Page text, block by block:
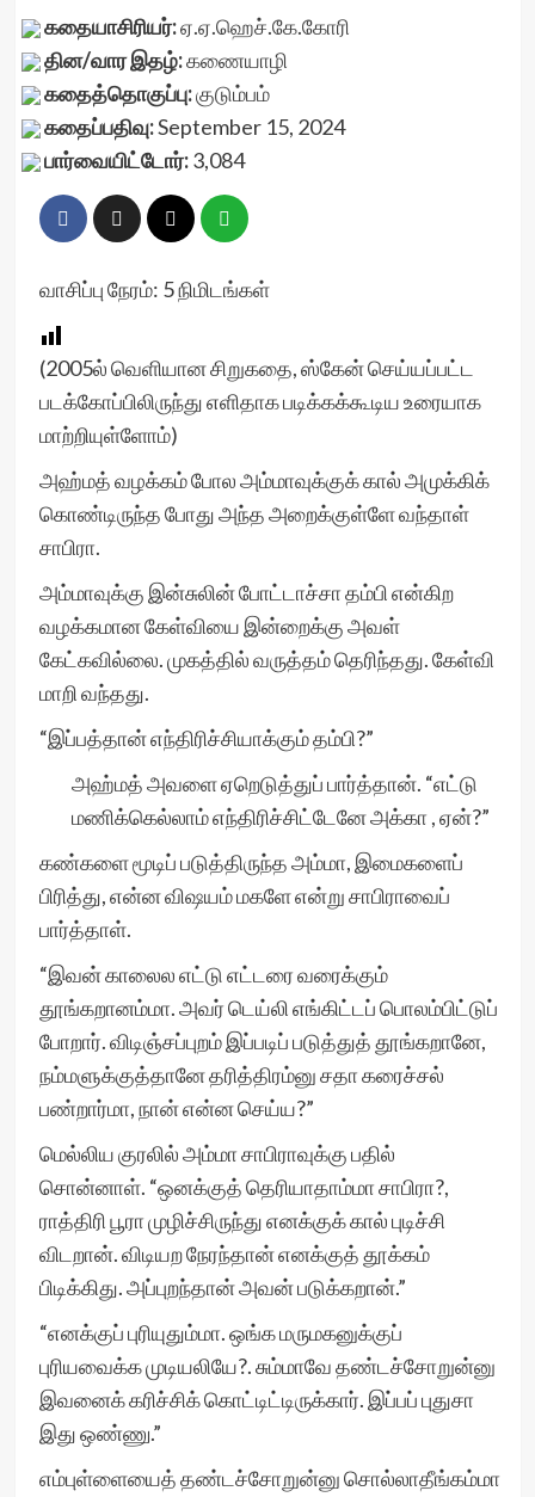
கதையாசிரியர்:ஏ.ஏ.ஹெச்.கே.கோரி
தின/வார இதழ்:கணையாழி
கதைத்தொகுப்பு:குடும்பம்
கதைப்பதிவு:September 15, 2024
பார்வையிட்டோர்:3,084
வாசிப்பு நேரம்: 5நிமிடங்கள்
(2005ல் வெளியான சிறுகதை, ஸ்கேன் செய்யப்பட்ட
படக்கோப்பிலிருந்து எளிதாக படிக்கக்கூடிய உரையாக
மாற்றியுள்ளோம்)
அஹ்மத் வழக்கம் போல அம்மாவுக்குக் கால் அமுக்கிக்
கொண்டிருந்த போது அந்த அறைக்குள்ளே வந்தாள்
சாபிரா.
அம்மாவுக்கு இன்சுலின் போட்டாச்சா தம்பி என்கிற
வழக்கமான கேள்வியை இன்றைக்கு அவள்
கேட்கவில்லை. முகத்தில் வருத்தம் தெரிந்தது. கேள்வி
மாறி வந்தது.
“இப்பத்தான் எந்திரிச்சியாக்கும் தம்பி?”
அஹ்மத் அவளை ஏறெடுத்துப் பார்த்தான். “எட்டு
மணிக்கெல்லாம் எந்திரிச்சிட்டேனே அக்கா , ஏன்?”
கண்களை மூடிப் படுத்திருந்த அம்மா, இமைகளைப்
பிரித்து, என்ன விஷயம் மகளே என்று சாபிராவைப்
பார்த்தாள்.
“இவன் காலைல எட்டு எட்டரை வரைக்கும்
தூங்கறானம்மா. அவர் டெய்லி எங்கிட்டப் பொலம்பிட்டுப்
போறார். விடிஞ்சப்புறம் இப்படிப் படுத்துத் தூங்கறானே,
நம்மளுக்குத்தானே தரித்திரம்னு சதா கரைச்சல்
பண்றார்மா, நான் என்ன செய்ய?”
மெல்லிய குரலில் அம்மா சாபிராவுக்கு பதில்
சொன்னாள். “ஒனக்குத் தெரியாதாம்மா சாபிரா?,
ராத்திரி பூரா முழிச்சிருந்து எனக்குக் கால் புடிச்சி
விடறான். விடியற நேரந்தான் எனக்குத் தூக்கம்
பிடிக்கிது. அப்புறந்தான் அவன் படுக்கறான்.”
“எனக்குப் புரியுதும்மா. ஒங்க மருமகனுக்குப்
புரியவைக்க முடியலியே?. சும்மாவே தண்டச்சோறுன்னு
இவனைக் கரிச்சிக் கொட்டிட்டிருக்கார். இப்பப் புதுசா
இது ஒண்ணு.”
எம்புள்ளையைத் தண்டச்சோறுன்னு சொல்லாதீங்கம்மா